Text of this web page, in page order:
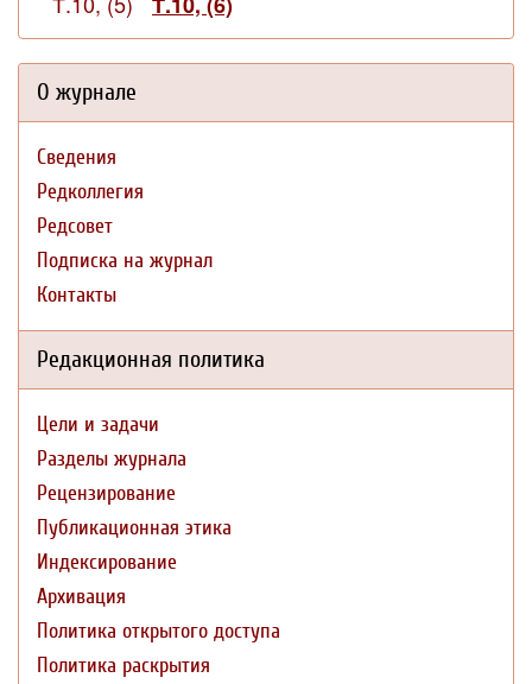
О журнале
Сведения
Редколлегия
Редсовет
Подписка на журнал
Контакты
Редакционная политика
Цели и задачи
Разделы журнала
Рецензирование
Публикационная этика
Индексирование
Архивация
Политика открытого доступа
Политика раскрытия